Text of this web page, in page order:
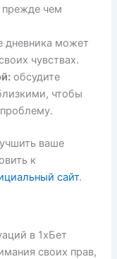
чем
дневника может
чувствах.
обсудите
чтобы
ваше
к
сайт.
в 1хБет
своих прав,